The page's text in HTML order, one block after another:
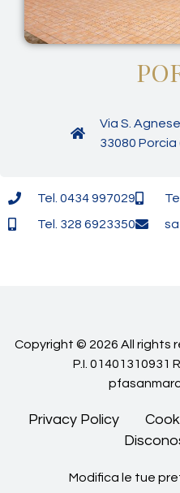
Via S.
33080 Porcia
Tel. 0434 997029
Tel. 328 6923350
Copyright © 2026 All rights
P.I. 01401310931
Privacy Policy
Modifica le tue